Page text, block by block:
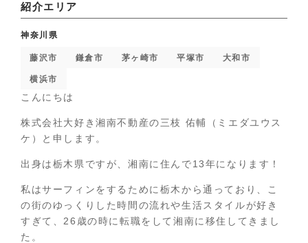
紹介エリア
神奈川県
藤沢市 鎌倉市 茅ヶ崎市 平塚市 大和市
横浜市
こんにちは
株式会社大好き湘南不動産の三枝 佑輔（ミエダユウス
ケ）と申します。
出身は栃木県ですが、湘南に住んで13年になります！
私はサーフィンをするために栃木から通っており、こ
の街のゆっくりした時間の流れや生活スタイルが好き
すぎて、26歳の時に転職をして湘南に移住してきまし
た。